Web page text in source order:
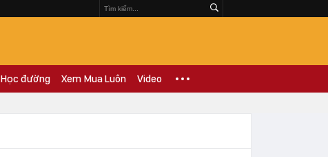
Học đường Xem Mua Luôn Video